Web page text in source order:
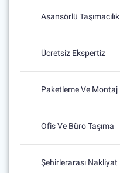
Asansörlü Taşımacılık
Ücretsiz Ekspertiz
Paketleme Ve Montaj
Ofis Ve Büro Taşıma
Şehirlerarası Nakliyat